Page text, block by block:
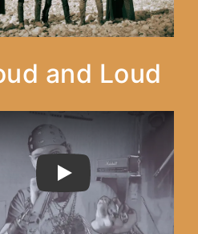
and Loud
PLAY